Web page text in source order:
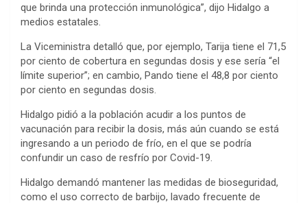
que brinda una protección inmunológica”, dijo Hidalgo a
medios estatales.
La Viceministra detalló que, por ejemplo, Tarija tiene el 71,5
por ciento de cobertura en segundas dosis y ese sería “el
límite superior”; en cambio, Pando tiene el 48,8 por ciento
por ciento en segundas dosis.
Hidalgo pidió a la población acudir a los puntos de
vacunación para recibir la dosis, más aún cuando se está
ingresando a un periodo de frío, en el que se podría
confundir un caso de resfrío por Covid-19.
Hidalgo demandó mantener las medidas de bioseguridad,
como el uso correcto de barbijo, lavado frecuente de